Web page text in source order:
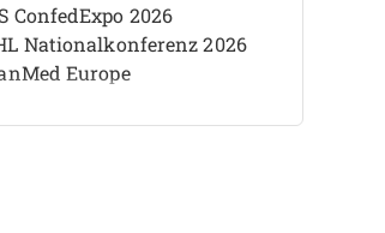
ConfedExpo 2026
Nationalkonferenz 2026
Europe
Boston